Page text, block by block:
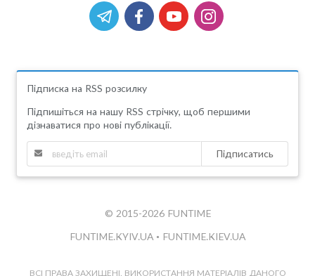
Підписка на RSS розсилку
Підпишіться на нашу RSS стрічку, щоб першими
дізнаватися про нові публікації.
Підписатись
© 2015-2026 FUNTIME
FUNTIME.KYIV.UA • FUNTIME.KIEV.UA
ВСІ ПРАВА ЗАХИЩЕНІ. ВИКОРИСТАННЯ МАТЕРІАЛІВ ДАНОГО